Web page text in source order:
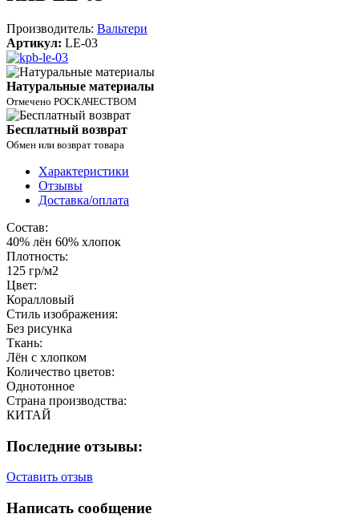
Производитель: Вальтери
Артикул: LE-03
Натуральные материалы
Отмечено РОСКАЧЕСТВОМ
Бесплатный возврат
Обмен или возврат товара
Характеристики
Отзывы
Доставка/оплата
Состав:
40% лён 60% хлопок
Плотность:
125 гр/м2
Цвет:
Коралловый
Стиль изображения:
Без рисунка
Ткань:
Лён с хлопком
Количество цветов:
Однотонное
Страна производства:
КИТАЙ
Последние отзывы:
Оставить отзыв
Написать сообщение